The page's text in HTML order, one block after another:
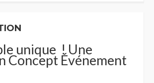
unique ! Une
Concept Événement